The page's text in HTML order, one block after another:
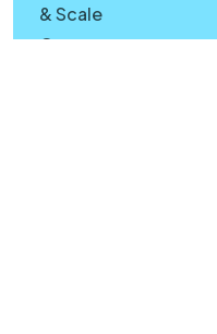
& Scale
Cross-